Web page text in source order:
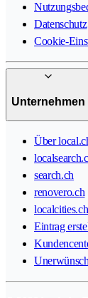
Datenschutz
Cookie-
Unternehmen
Über
search.ch
renovero.ch
localcities.ch
Eintrag